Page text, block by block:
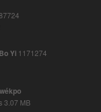
Yi 1171274
3.07 MB